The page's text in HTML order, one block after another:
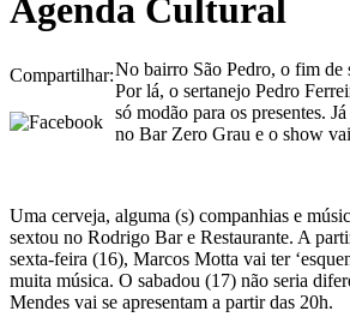
Agenda Cultural
Compartilhar:No bairro São Pedro, o fim de
Por lá, o sertanejo Pedro
só modão para os presentes.
no Bar Zero Grau e o show
Uma cerveja, alguma (s) companhias e
sextou no Rodrigo Bar e Restaurante. A
sexta-feira (16), Marcos Motta vai ter
muita música. O sabadou (17) não seria
Mendes vai se apresentam a partir das 20h.